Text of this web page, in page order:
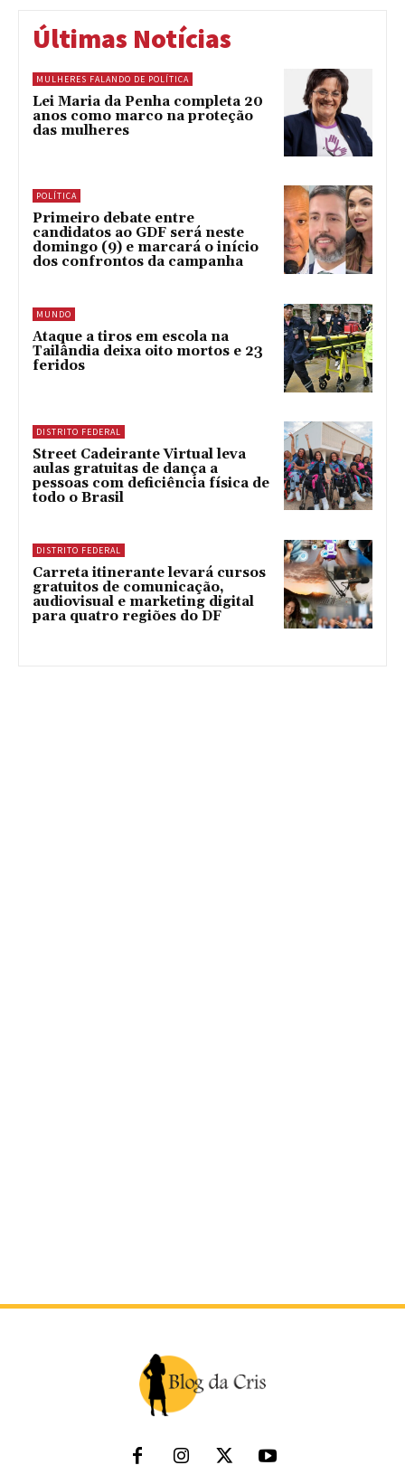
Últimas Notícias
MULHERES FALANDO DE POLÍTICA
Lei Maria da Penha completa 20
anos como marco na proteção
das mulheres
POLÍTICA
Primeiro debate entre
candidatos ao GDF será neste
domingo (9) e marcará o início
dos confrontos da campanha
MUNDO
Ataque a tiros em escola na
Tailândia deixa oito mortos e 23
feridos
DISTRITO FEDERAL
Street Cadeirante Virtual leva
aulas gratuitas de dança a
pessoas com deficiência física de
todo o Brasil
DISTRITO FEDERAL
Carreta itinerante levará cursos
gratuitos de comunicação,
audiovisual e marketing digital
para quatro regiões do DF